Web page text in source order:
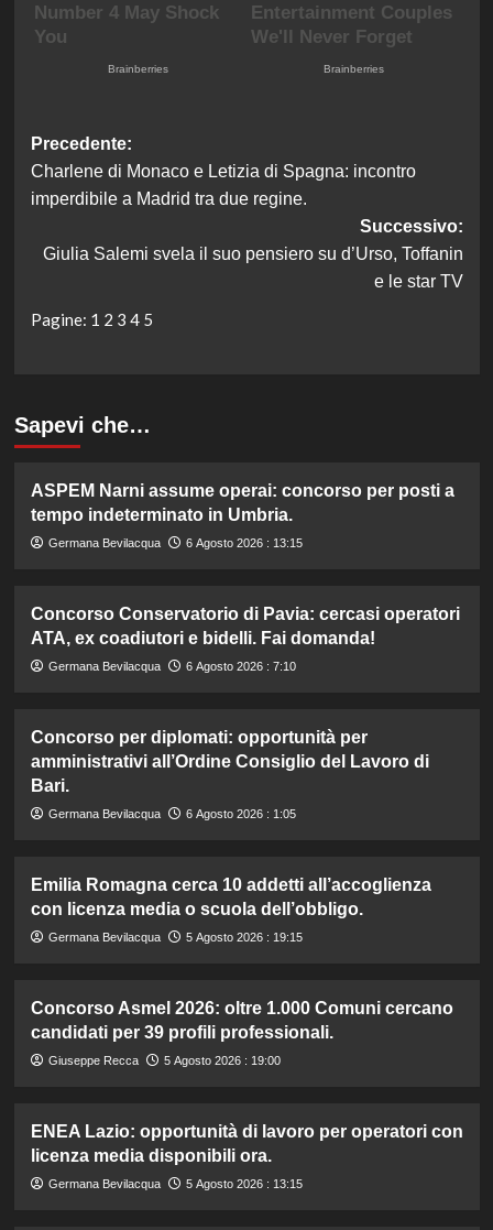
Navigazione
articolo
Precedente:
Charlene di Monaco e Letizia di Spagna: incontro
imperdibile a Madrid tra due regine.
Successivo:
Giulia Salemi svela il suo pensiero su d’Urso, Toffanin
e le star TV
Pagine: 1 2 3 4 5
Sapevi che…
ASPEM Narni assume operai: concorso per posti a
tempo indeterminato in Umbria.
Germana Bevilacqua 6 Agosto 2026 : 13:15
Concorso Conservatorio di Pavia: cercasi operatori
ATA, ex coadiutori e bidelli. Fai domanda!
Germana Bevilacqua 6 Agosto 2026 : 7:10
Concorso per diplomati: opportunità per
amministrativi all’Ordine Consiglio del Lavoro di
Bari.
Germana Bevilacqua 6 Agosto 2026 : 1:05
Emilia Romagna cerca 10 addetti all’accoglienza
con licenza media o scuola dell’obbligo.
Germana Bevilacqua 5 Agosto 2026 : 19:15
Concorso Asmel 2026: oltre 1.000 Comuni cercano
candidati per 39 profili professionali.
Giuseppe Recca 5 Agosto 2026 : 19:00
ENEA Lazio: opportunità di lavoro per operatori con
licenza media disponibili ora.
Germana Bevilacqua 5 Agosto 2026 : 13:15